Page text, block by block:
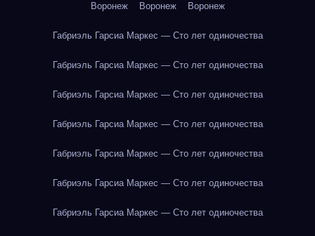
Воронеж Воронеж Воронеж
Габриэль Гарсиа Маркес — Сто лет одиночества
Габриэль Гарсиа Маркес — Сто лет одиночества
Габриэль Гарсиа Маркес — Сто лет одиночества
Габриэль Гарсиа Маркес — Сто лет одиночества
Габриэль Гарсиа Маркес — Сто лет одиночества
Габриэль Гарсиа Маркес — Сто лет одиночества
Габриэль Гарсиа Маркес — Сто лет одиночества